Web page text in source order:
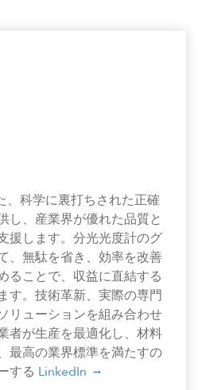
、科学に裏打ちされた正確
し、産業界が優れた品質と
援します。分光光度計のグ
、無駄を省き、効率を改善
ることで、収益に直結する
す。技術革新、実際の専門
リューションを組み合わせ
者が生産を最適化し、材料
最高の業界標準を満たすの
する LinkedIn